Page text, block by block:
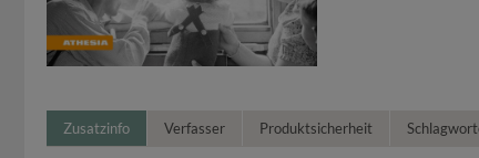
Zusatzinfo Verfasser Produktsicherheit